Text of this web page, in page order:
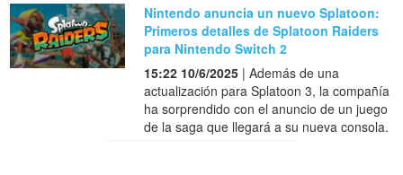
Nintendo anuncia un nuevo Splatoon:
Primeros detalles de Splatoon Raiders
para Nintendo Switch 2
15:22 10/6/2025 | Además de una
actualización para Splatoon 3, la compañía
ha sorprendido con el anuncio de un juego
de la saga que llegará a su nueva consola.